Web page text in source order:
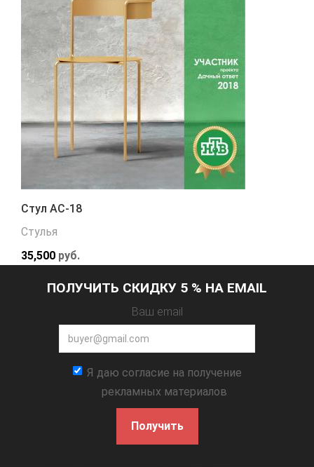
Стул АС-18
Стулья
35,500 руб.
ПОЛУЧИТЬ СКИДКУ 5 % НА EMAIL
Ваш email
Я даю согласие на получение
рекламных материалов
Получить